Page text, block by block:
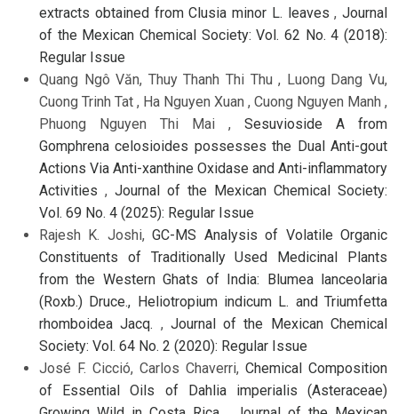
extracts obtained from Clusia minor L. leaves, Journal
of the Mexican Chemical Society: Vol. 62 No. 4 (2018):
Regular Issue
Quang Ngô Văn, Thuy Thanh Thi Thu , Luong Dang Vu,
Cuong Trinh Tat , Ha Nguyen Xuan , Cuong Nguyen Manh ,
Phuong Nguyen Thi Mai , Sesuvioside A from
Gomphrena celosioides possesses the Dual Anti-gout
Actions Via Anti-xanthine Oxidase and Anti-inflammatory
Activities , Journal of the Mexican Chemical Society:
Vol. 69 No. 4 (2025): Regular Issue
Rajesh K. Joshi,GC-MS Analysis of Volatile Organic
Constituents of Traditionally Used Medicinal Plants
from the Western Ghats of India: Blumea lanceolaria
(Roxb.) Druce., Heliotropium indicum L. and Triumfetta
rhomboidea Jacq. , Journal of the Mexican Chemical
Society: Vol. 64 No. 2 (2020): Regular Issue
José F. Cicció, Carlos Chaverri, Chemical Composition
of Essential Oils of Dahlia imperialis (Asteraceae)